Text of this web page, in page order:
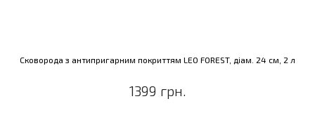
Сковорода з антипригарним покриттям LEO FOREST, діам. 24 см, 2 л
1399 грн.